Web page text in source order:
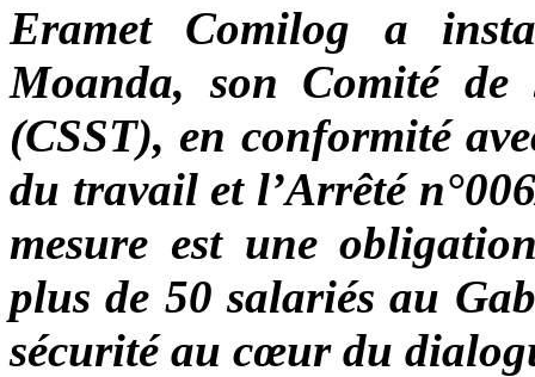
Eramet Comilog a
Moanda, son Comité
(CSST), en conformité
du travail et l’Arrêté
mesure est une
plus de 50 salariés au
sécurité au cœur du